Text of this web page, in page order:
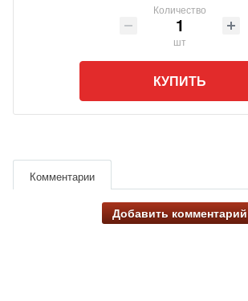
Количество
шт
КУПИТЬ
Комментарии
Добавить комментарий